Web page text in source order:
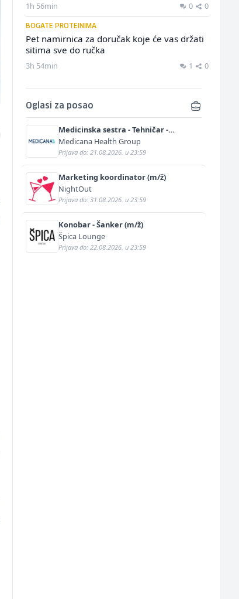
1h 56min 0 0
BOGATE PROTEINIMA
Pet namirnica za doručak koje će vas držati
sitima sve do ručka
3h 54min 1 0
Oglasi za posao
Medicinska sestra - Tehničar -
Anestetičar (m/ž)
Medicana Health Group
Prijava do: 21.08.2026. u 23:59
Marketing koordinator (m/ž)
NightOut
Prijava do: 31.08.2026. u 23:59
Konobar - Šanker (m/ž)
Špica Lounge
Prijava do: 22.08.2026. u 23:59